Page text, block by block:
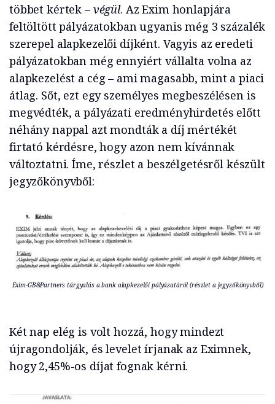
többet kértek – végül. Az Exim honlapjára
feltöltött pályázatokban ugyanis még 3 százalék
szerepel alapkezelői díjként. Vagyis az eredeti
pályázatokban még ennyiért vállalta volna az
alapkezelést a cég – ami magasabb, mint a piaci
átlag. Sőt, ezt egy személyes megbeszélésen is
megvédték, a pályázati eredményhirdetés előtt
néhány nappal azt mondták a díj mértékét
firtató kérdésre, hogy azon nem kívánnak
változtatni. Íme, részlet a beszélgetésről készült
jegyzőkönyvből:
Exim-GB&Partners tárgyalás a bank alapkezelői pályázatáról (részlet a jegyzőkönyvből)
Két nap elég is volt hozzá, hogy mindezt
újragondolják, és levelet írjanak az Eximnek,
hogy 2,45%-os díjat fognak kérni.